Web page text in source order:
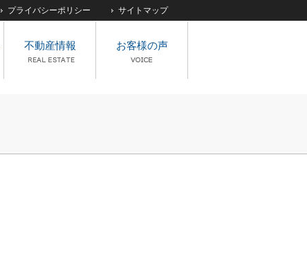
プライバシーポリシー サイトマップ
不動産情報 お客様の声